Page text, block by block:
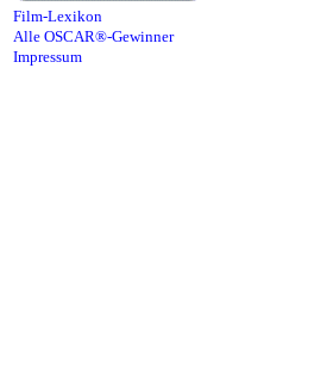
Film-Lexikon
Alle OSCAR®-Gewinner
Impressum